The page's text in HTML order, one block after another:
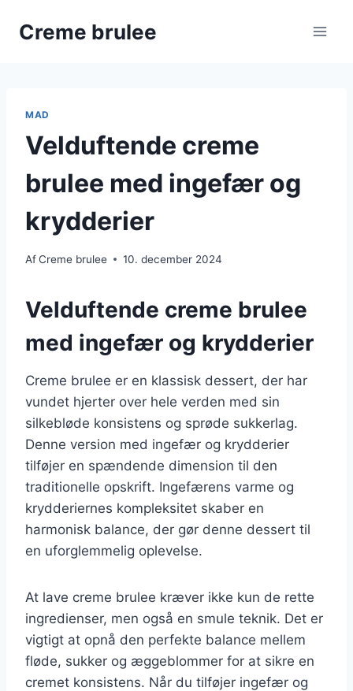
Creme brulee
MAD
Velduftende creme
brulee med ingefær og
krydderier
AfCreme brulee 10. december 2024
Velduftende creme brulee
med ingefær og krydderier
Creme brulee er en klassisk dessert, der har
vundet hjerter over hele verden med sin
silkebløde konsistens og sprøde sukkerlag.
Denne version med ingefær og krydderier
tilføjer en spændende dimension til den
traditionelle opskrift. Ingefærens varme og
krydderiernes kompleksitet skaber en
harmonisk balance, der gør denne dessert til
en uforglemmelig oplevelse.
At lave creme brulee kræver ikke kun de rette
ingredienser, men også en smule teknik. Det er
vigtigt at opnå den perfekte balance mellem
fløde, sukker og æggeblommer for at sikre en
cremet konsistens. Når du tilføjer ingefær og